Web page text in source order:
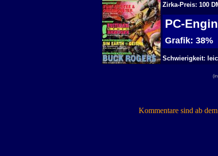
Zirka-Preis: 100
PC-
Grafik: 38%
Schwierigkeit:
Kommentare sind ab